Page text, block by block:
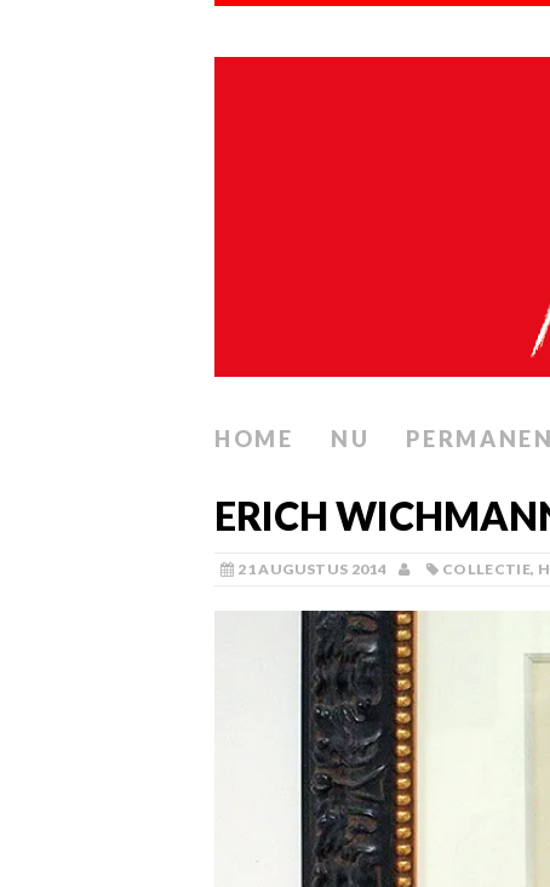
HOME NU
ERICH
21 AUGUSTUS 2014 COLLECTIE,